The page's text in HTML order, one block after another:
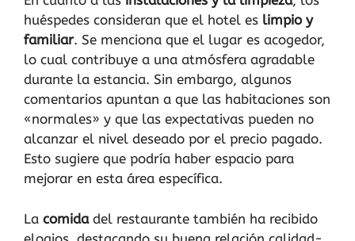
huéspedes consideran que el hotel es limpio y
familiar. Se menciona que el lugar es acogedor,
lo cual contribuye a una atmósfera agradable
durante la estancia. Sin embargo, algunos
comentarios apuntan a que las habitaciones son
«normales» y que las expectativas pueden no
alcanzar el nivel deseado por el precio pagado.
Esto sugiere que podría haber espacio para
mejorar en esta área específica.
La comidadel restaurante también ha recibido